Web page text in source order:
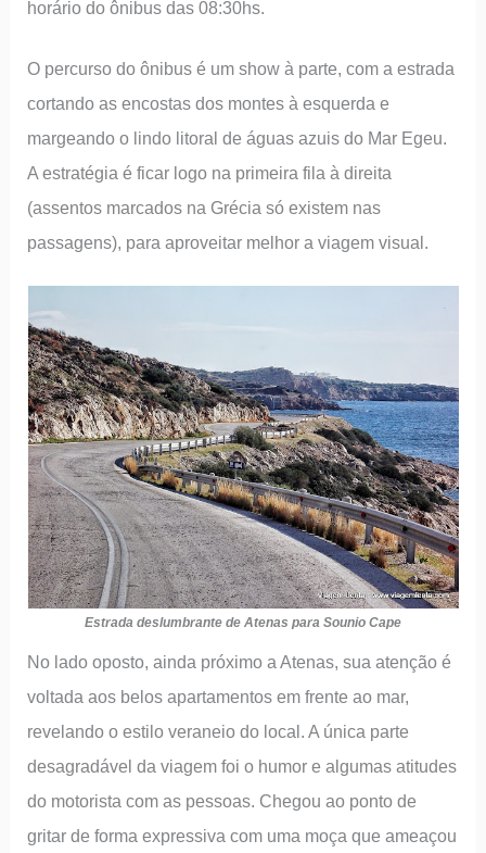
horário do ônibus das 08:30hs.
O percurso do ônibus é um show à parte, com a estrada
cortando as encostas dos montes à esquerda e
margeando o lindo litoral de águas azuis do Mar Egeu.
A estratégia é ficar logo na primeira fila à direita
(assentos marcados na Grécia só existem nas
passagens), para aproveitar melhor a viagem visual.
Estrada deslumbrante de Atenas para Sounio Cape
No lado oposto, ainda próximo a Atenas, sua atenção é
voltada aos belos apartamentos em frente ao mar,
revelando o estilo veraneio do local. A única parte
desagradável da viagem foi o humor e algumas atitudes
do motorista com as pessoas. Chegou ao ponto de
gritar de forma expressiva com uma moça que ameaçou